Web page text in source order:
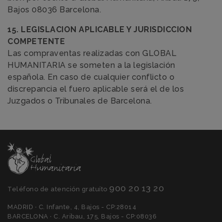
Bajos 08036 Barcelona.
15. LEGISLACION APLICABLE Y JURISDICCION
COMPETENTE
Las compraventas realizadas con GLOBAL
HUMANITARIA se someten a la legislación
española. En caso de cualquier conflicto o
discrepancia el fuero aplicable será el de los
Juzgados o Tribunales de Barcelona.
Teléfono de atención gratuíto 900 20 13 20
MADRID · C. Infante, 4, Bajos - CP:28014
BARCELONA · C. Aribau, 175, Bajos - CP:08036